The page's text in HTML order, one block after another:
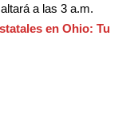
a las 3 a.m.
en Ohio: Tu